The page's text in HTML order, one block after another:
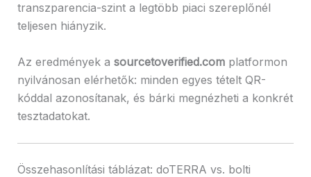
transzparencia-szint a legtöbb piaci szereplőnél
teljesen hiányzik.
Az eredmények a sourcetoverified.complatformon
nyilvánosan elérhetők: minden egyes tételt QR-
kóddal azonosítanak, és bárki megnézheti a konkrét
tesztadatokat.
Összehasonlítási táblázat: doTERRA vs. bolti